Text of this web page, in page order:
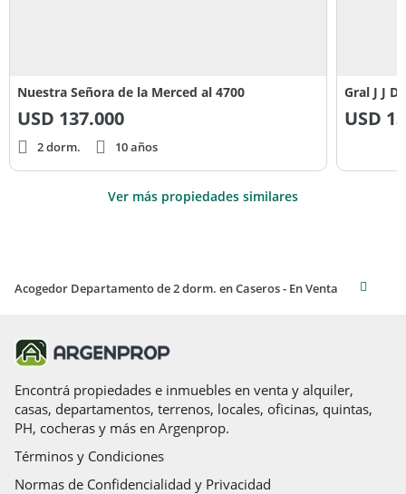
Nuestra Señora de la Merced al 4700
USD 137.000
2 dorm. 10 años
Gral J J
USD
Ver más propiedades similares
Acogedor Departamento de 2 dorm. en Caseros - En Venta
Encontrá propiedades e inmuebles en venta y alquiler,
casas, departamentos, terrenos, locales, oficinas, quintas,
PH, cocheras y más en Argenprop.
Términos y Condiciones
Normas de Confidencialidad y Privacidad